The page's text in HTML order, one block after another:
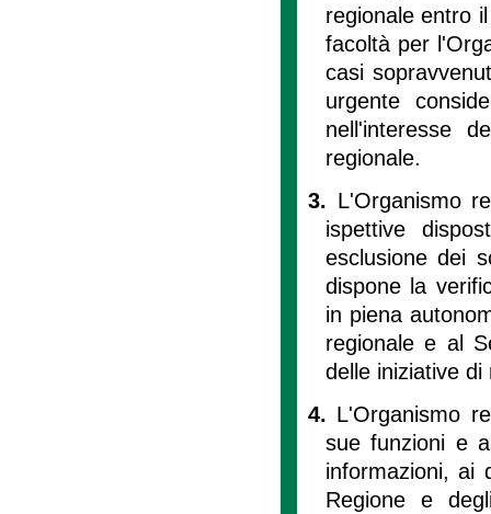
regionale entro
facoltà per
casi
urgente
nell'interesse
regionale.
3. L'Organismo
ispettive
esclusione dei
dispone la
in piena
regionale e al
delle iniziative
4. L'Organismo
sue funzioni e
informazioni, ai
Regione e